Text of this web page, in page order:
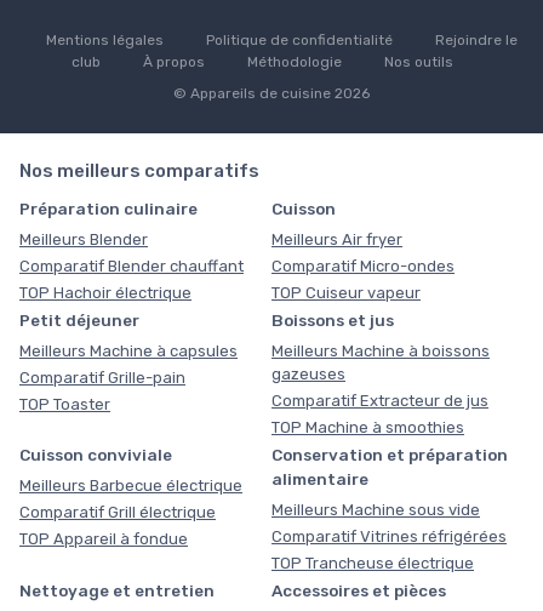
Mentions légales Politique de confidentialité
Rejoindre le
club
À propos Méthodologie
Nos outils
© Appareils de cuisine 2026
Nos meilleurs comparatifs
Préparation culinaire
Meilleurs Blender
Comparatif Blender chauffant
TOP Hachoir électrique
Cuisson
Meilleurs Air fryer
Comparatif Micro-ondes
TOP Cuiseur vapeur
Petit déjeuner
Meilleurs Machine à capsules
Comparatif Grille-pain
TOP Toaster
Boissons et jus
Meilleurs Machine à boissons
gazeuses
Comparatif Extracteur de jus
TOP Machine à smoothies
Cuisson conviviale
Meilleurs Barbecue électrique
Comparatif Grill électrique
TOP Appareil à fondue
Conservation et préparation
alimentaire
Meilleurs Machine sous vide
Comparatif Vitrines réfrigérées
TOP Trancheuse électrique
Nettoyage et entretien Accessoires et pièces